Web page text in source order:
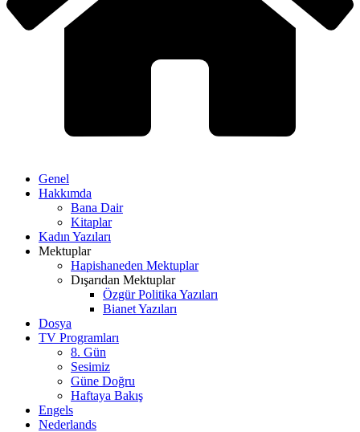
Genel
Hakkımda
Bana Dair
Kitaplar
Kadın Yazıları
Mektuplar
Hapishaneden Mektuplar
Dışarıdan Mektuplar
Özgür Politika Yazıları
Bianet Yazıları
Dosya
TV Programları
8. Gün
Sesimiz
Güne Doğru
Haftaya Bakış
Engels
Nederlands